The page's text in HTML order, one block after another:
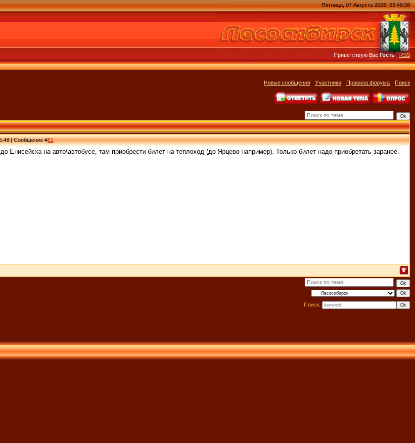
Пятница, 07 Августа 2026, 23:49:38
Приветствую ВасГость|RSS
Новые сообщения · Участники · Правила форума · Поиск
| Сообщение #61
Енисейска на авто\автобусе, там приобрести билет на теплоход (до Ярцево например). Только билет надо приобретать заранее.
Поиск: